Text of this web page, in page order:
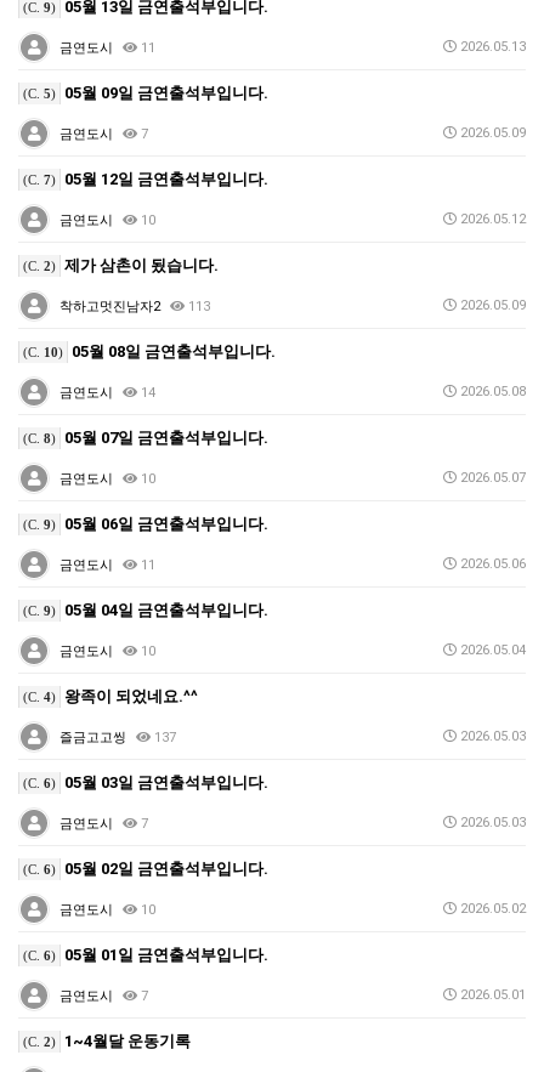
(C. 9) 05월 13일 금연출석부입니다.
금연도시 11 2026.05.13
(C. 5) 05월 09일 금연출석부입니다.
금연도시 7 2026.05.09
(C. 7) 05월 12일 금연출석부입니다.
금연도시 10 2026.05.12
(C. 2) 제가 삼촌이 됬습니다.
착하고멋진남자2 113 2026.05.09
(C. 10) 05월 08일 금연출석부입니다.
금연도시 14 2026.05.08
(C. 8) 05월 07일 금연출석부입니다.
금연도시 10 2026.05.07
(C. 9) 05월 06일 금연출석부입니다.
금연도시 11 2026.05.06
(C. 9) 05월 04일 금연출석부입니다.
금연도시 10 2026.05.04
(C. 4) 왕족이 되었네요.^^
즐금고고씽 137 2026.05.03
(C. 6) 05월 03일 금연출석부입니다.
금연도시 7 2026.05.03
(C. 6) 05월 02일 금연출석부입니다.
금연도시 10 2026.05.02
(C. 6) 05월 01일 금연출석부입니다.
금연도시 7 2026.05.01
(C. 2) 1~4월달 운동기록